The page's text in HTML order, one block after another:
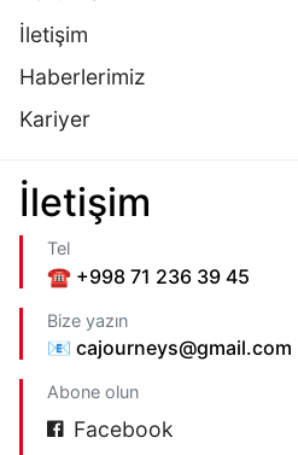
İletişim
Haberlerimiz
Kariyer
İletişim
Tel
☎️ +998 71 236 39 45
Bize yazın
📧 cajourneys@gmail.com
Abone olun
Facebook